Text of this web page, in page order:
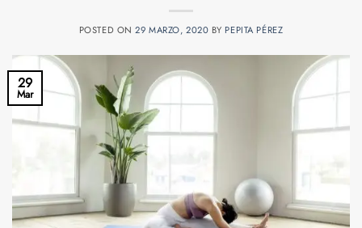
POSTED ON29 MARZO, 2020 BY PEPITA PÉREZ
29
Mar